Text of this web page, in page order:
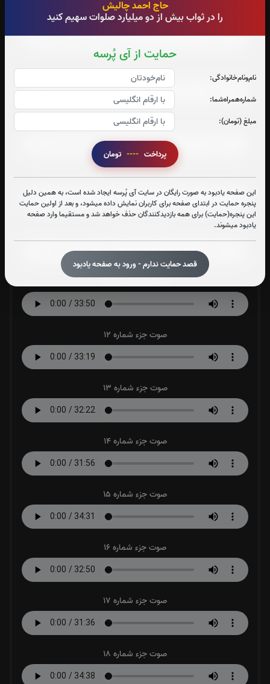
حاج احمد چالیش
را در ثواب بیش از دو میلیارد صلوات سهیم کنید
حمایت از آی پُرسه
نام‌و‌نام‌خانوادگی:
شماره‌همراه‌شما:
مبلغ (تومان):
پرداخت ----
این صفحه یادبود به صورت رایگان در سایت آی پُرسه ایجاد شده است، به همین دلیل
پنجره حمایت در ابتدای صفحه برای کاربران نمایش داده میشود، و بعد از اولین حمایت
این پنجره(حمایت) برای همه بازدیدکنندگان حذف خواهد شد و مستقیما وارد صفحه
یادبود میشوند.
قصد حمایت ندارم - ورود به صفحه یادبود
صوت جزء شماره 6
صوت جزء شماره 7
صوت جزء شماره 8
صوت جزء شماره 9
صوت جزء شماره 11
صوت جزء شماره 12
صوت جزء شماره 13
صوت جزء شماره 14
صوت جزء شماره 15
صوت جزء شماره 16
صوت جزء شماره 17
صوت جزء شماره 18